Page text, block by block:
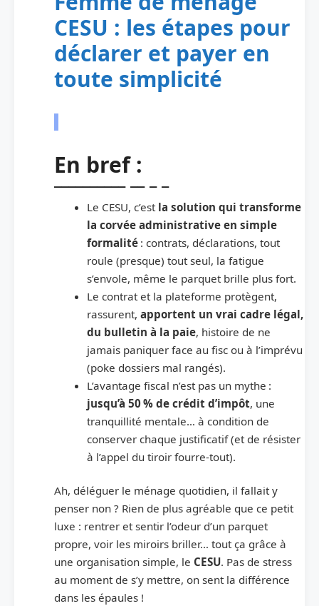
CESU : les étapes pour
déclarer et payer en
toute simplicité
En bref :
Le CESU, c’est la solution qui transforme
la corvée administrative en simple
formalité: contrats, déclarations, tout
roule (presque) tout seul, la fatigue
s’envole, même le parquet brille plus fort.
Le contrat et la plateforme protègent,
rassurent, apportent un vrai cadre légal,
du bulletin à la paie, histoire de ne
jamais paniquer face au fisc ou à l’imprévu
(poke dossiers mal rangés).
L’avantage fiscal n’est pas un mythe :
jusqu’à 50 % de crédit d’impôt, une
tranquillité mentale… à condition de
conserver chaque justificatif (et de résister
à l’appel du tiroir fourre-tout).
Ah, déléguer le ménage quotidien, il fallait y
penser non ? Rien de plus agréable que ce petit
luxe : rentrer et sentir l’odeur d’un parquet
propre, voir les miroirs briller… tout ça grâce à
une organisation simple, le CESU. Pas de stress
au moment de s’y mettre, on sent la différence
dans les épaules !